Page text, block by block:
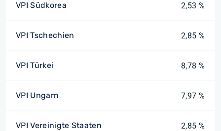
VPI Südkorea 2,53 %
VPI Tschechien 2,85 %
VPI Türkei 8,78 %
VPI Ungarn 7,97 %
VPI Vereinigte Staaten 2,85 %